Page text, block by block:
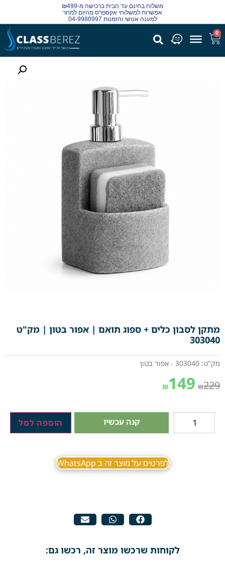
משלוח בחינם עד הבית ברכישה מ-₪499
אפשרות למשלוחי אקספרס מהיום למחר
למענה אנושי והזמנות 04-9980997
0
מתקן לסבון כלים + ספוג תואם | אפור בטון | מק"ט
303040
מק"ט: 303040 - אפור בטון
₪229
₪149
קנה עכשיו הוספה לסל
לפרטים על מוצר זה ב WhatsApp
לקוחות שרכשו מוצר זה, רכשו גם: